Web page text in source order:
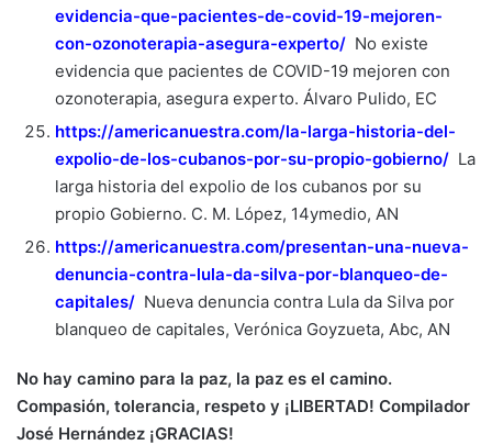
evidencia-que-pacientes-de-covid-19-mejoren-
con-ozonoterapia-asegura-experto/ No existe
evidencia que pacientes de COVID-19 mejoren con
ozonoterapia, asegura experto. Álvaro Pulido, EC
https://americanuestra.com/la-larga-historia-del-
expolio-de-los-cubanos-por-su-propio-gobierno/ La
larga historia del expolio de los cubanos por su
propio Gobierno. C. M. López, 14ymedio, AN
https://americanuestra.com/presentan-una-nueva-
denuncia-contra-lula-da-silva-por-blanqueo-de-
capitales/ Nueva denuncia contra Lula da Silva por
blanqueo de capitales, Verónica Goyzueta, Abc, AN
No hay camino para la paz, la paz es el camino.
Compasión, tolerancia, respeto y ¡LIBERTAD! Compilador
José Hernández ¡GRACIAS!